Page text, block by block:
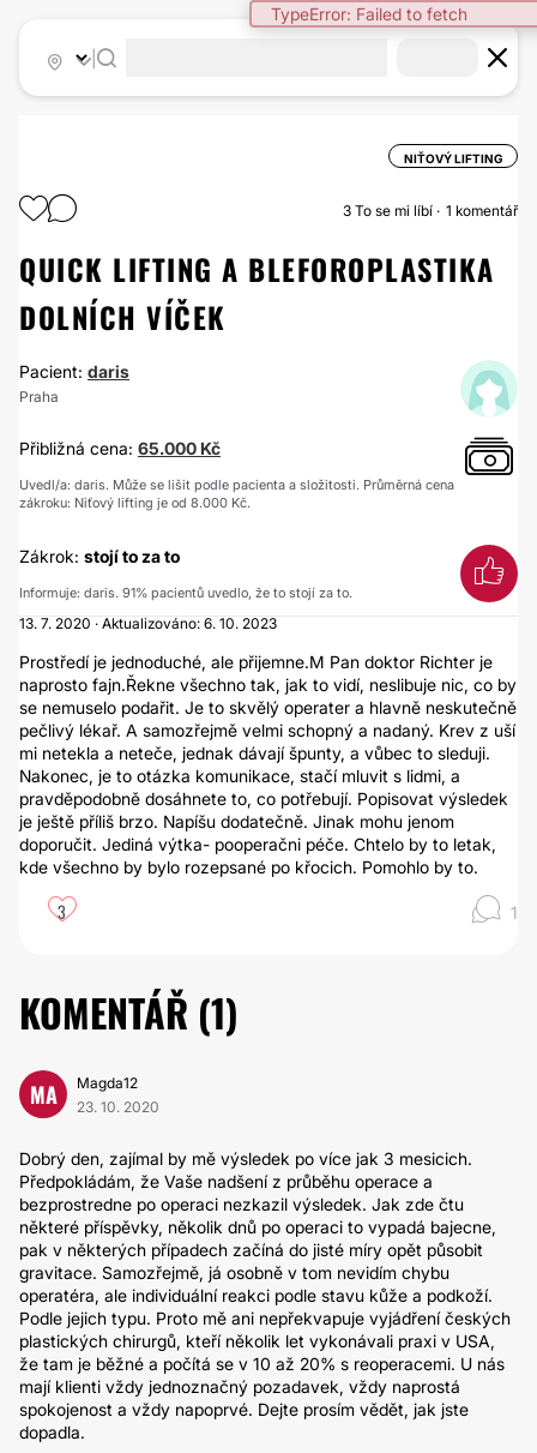
TypeError: Failed to fetch
NIŤOVÝ LIFTING
3 To se mi líbí 1 komentář
QUICK LIFTING A BLEFOROPLASTIKA
DOLNÍCH VÍČEK
Pacient: daris
Praha
Přibližná cena: 65.000 Kč
Uvedl/a: daris. Může se lišit podle pacienta a složitosti. Průměrná cena
zákroku: Niťový lifting je od 8.000 Kč.
Zákrok: stojí to za to
Informuje: daris. 91% pacientů uvedlo, že to stojí za to.
13. 7. 2020 · Aktualizováno: 6. 10. 2023
Prostředí je jednoduché, ale přijemne.M Pan doktor Richter je
naprosto fajn.Řekne všechno tak, jak to vidí, neslibuje nic, co by
se nemuselo podařit. Je to skvělý operater a hlavně neskutečně
pečlivý lékař. A samozřejmě velmi schopný a nadaný. Krev z uší
mi netekla a neteče, jednak dávají špunty, a vůbec to sleduji.
Nakonec, je to otázka komunikace, stačí mluvit s lidmi, a
pravděpodobně dosáhnete to, co potřebují. Popisovat výsledek
je ještě příliš brzo. Napíšu dodatečně. Jinak mohu jenom
doporučit. Jediná výtka- pooperačni péče. Chtelo by to letak,
kde všechno by bylo rozepsané po křocich. Pomohlo by to.
3 1
KOMENTÁŘ (1)
MA
Magda12
23. 10. 2020
Dobrý den, zajímal by mě výsledek po více jak 3 mesicich.
Předpokládám, že Vaše nadšení z průběhu operace a
bezprostredne po operaci nezkazil výsledek. Jak zde čtu
některé příspěvky, několik dnů po operaci to vypadá bajecne,
pak v některých případech začíná do jisté míry opět působit
gravitace. Samozřejmě, já osobně v tom nevidím chybu
operatéra, ale individuální reakci podle stavu kůže a podkoží.
Podle jejich typu. Proto mě ani nepřekvapuje vyjádření českých
plastických chirurgů, kteří několik let vykonávali praxi v USA,
že tam je běžné a počítá se v 10 až 20% s reoperacemi. U nás
mají klienti vždy jednoznačný pozadavek, vždy naprostá
spokojenost a vždy napoprvé. Dejte prosím vědět, jak jste
dopadla.